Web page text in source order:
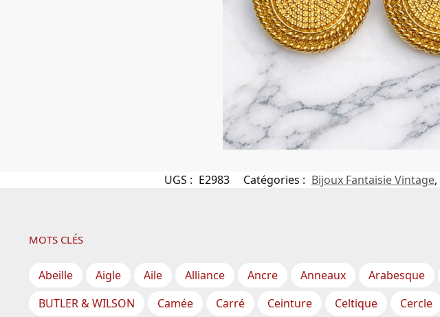
UGS : E2983 Catégories : Bijoux Fantaisie Vintage,
MOTS CLÉS
Abeille Aigle Aile Alliance Ancre Anneaux Arabesque
BUTLER & WILSON
Camée Carré Ceinture Celtique Cercle